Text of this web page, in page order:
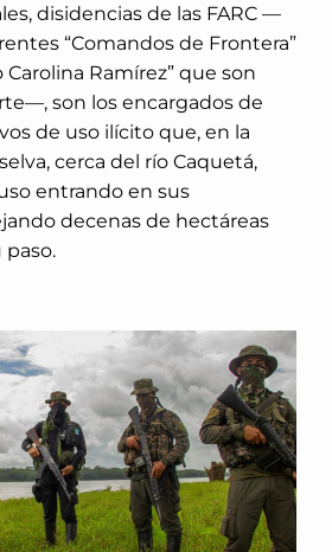
disidencias de las FARC —
“Comandos de Frontera”
Ramírez” que son
son los encargados de
de uso ilícito que, en la
cerca del río Caquetá,
entrando en sus
decenas de hectáreas
paso.